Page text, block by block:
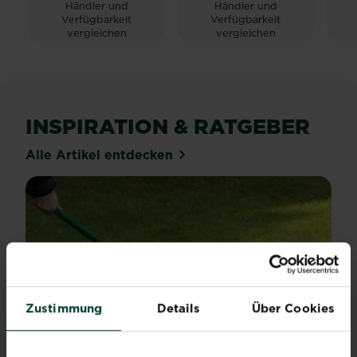
Zustimmung Details Über Cookies
Händler und
Verfügbarkeit
vergleichen
Händler und
Verfügbarkeit
vergleichen
INSPIRATION & RATGEBER
Alle Artikel entdecken
Rasen ebnen: So gleichst